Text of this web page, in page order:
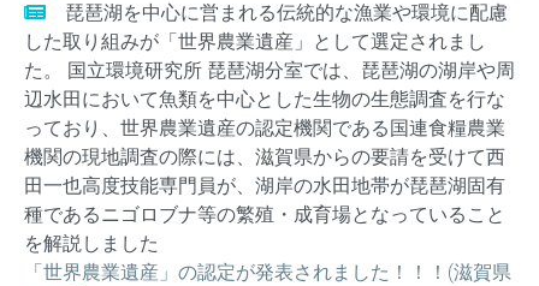
琵琶湖を中心に営まれる伝統的な漁業や環境に配慮
した取り組みが「世界農業遺産」として選定されまし
た。 国立環境研究所 琵琶湖分室では、琵琶湖の湖岸や周
辺水田において魚類を中心とした生物の生態調査を行な
っており、世界農業遺産の認定機関である国連食糧農業
機関の現地調査の際には、滋賀県からの要請を受けて西
田一也高度技能専門員が、湖岸の水田地帯が琵琶湖固有
種であるニゴロブナ等の繁殖・成育場となっていること
を解説しました
「世界農業遺産」の認定が発表されました！！！(滋賀県